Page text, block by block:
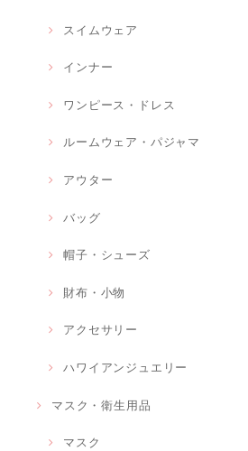
スイムウェア
インナー
ワンピース・ドレス
ルームウェア・パジャマ
アウター
バッグ
帽子・シューズ
財布・小物
アクセサリー
ハワイアンジュエリー
マスク・衛生用品
マスク